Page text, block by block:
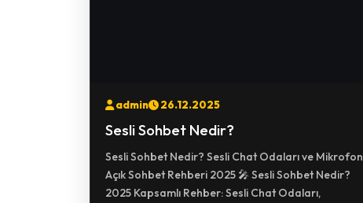
admin 26.12.2025
Sesli Sohbet Nedir?
Sesli Sohbet Nedir? Sesli Chat Odaları ve Mikrofon
Açık Sohbet Rehberi 2025 🎤 Sesli Sohbet Nedir?
2025 Kapsamlı Rehber: Sesli Chat Odaları,